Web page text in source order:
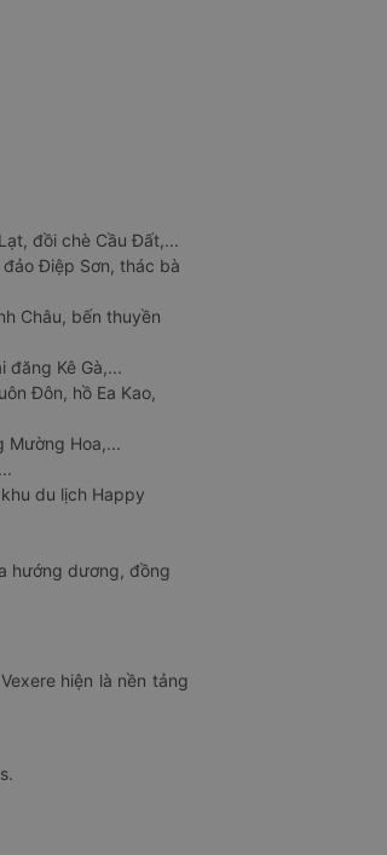
đồi chè Cầu Đất,...
Điệp Sơn, thác bà
Châu, bến thuyền
đăng Kê Gà,...
Đôn, hồ Ea Kao,
Mường Hoa,...
du lịch Happy
hướng dương, đồng
hiện là nền tảng